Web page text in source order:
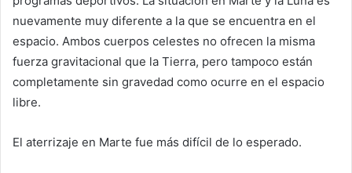
nuevamente muy diferente a la que se encuentra en el
espacio. Ambos cuerpos celestes no ofrecen la misma
fuerza gravitacional que la Tierra, pero tampoco están
completamente sin gravedad como ocurre en el espacio
libre.
El aterrizaje en Marte fue más difícil de lo esperado.